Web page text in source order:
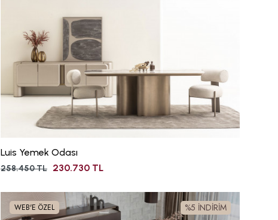
Luis Yemek Odası
258.450 TL 230.730 TL
%5 İNDİRİM
WEB'E ÖZEL